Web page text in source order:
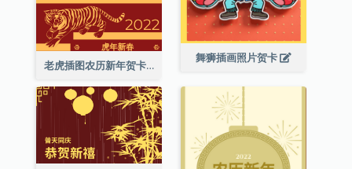
舞狮插画照片贺卡
老虎插图农历新年贺卡